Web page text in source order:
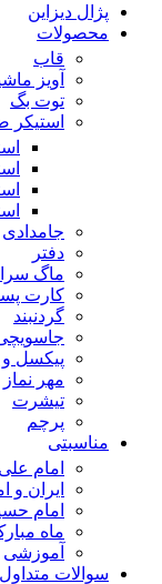
پژال دیزاین
محصولات
قاب
آویز
توت بگ
استیکر
جامدادی
دفتر
ماگ
کارت
گردنبند
پیکسل
مهر نماز
تیشرت
پرچم
مناسبتی
امام
ایران و
امام
ماه
آموزشی
سوالات متداول